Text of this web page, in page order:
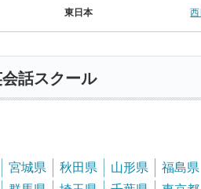
東日本
話スクール
宮城県 秋田県 山形県
福島県